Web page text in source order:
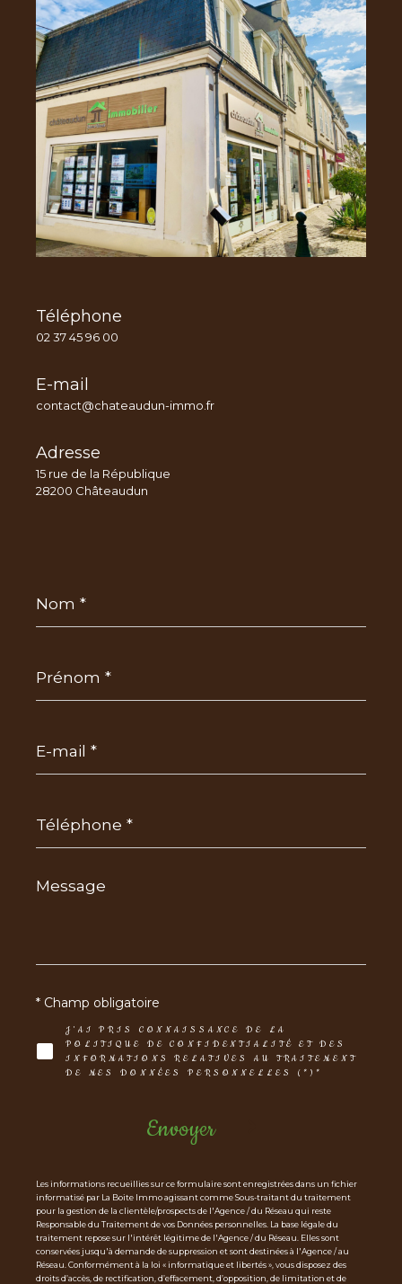
Téléphone
02 37 45 96 00
E-mail
contact@chateaudun-immo.fr
Adresse
15 rue de la République
28200 Châteaudun
mail
*
*
Message
*
J'AI PRIS CONNAISSANCE DE LA
POLITIQUE DE CONFIDENTIALITÉ ET DES
INFORMATIONS RELATIVES AU TRAITEMENT
DE MES DONNÉES PERSONNELLES (*)*
* Champ obligatoire
Envoyer
Les informations recueillies sur ce formulaire sont enregistrées dans un fichier
informatisé par La Boite Immo agissant comme Sous-traitant du traitement
pour la gestion de la clientèle/prospects de l'Agence / du Réseau qui reste
Responsable du Traitement de vos Données personnelles. La base légale du
traitement repose sur l'intérêt légitime de l'Agence / du Réseau. Elles sont
conservées jusqu'à demande de suppression et sont destinées à l'Agence / au
Réseau. Conformément à la loi « informatique et libertés », vous disposez des
droits d’accès, de rectification, d’effacement, d’opposition, de limitation et de